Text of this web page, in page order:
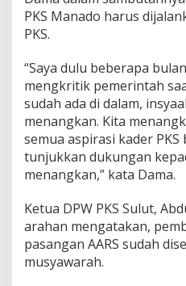
PKS Manado harus
PKS.
“Saya dulu beberapa
mengkritik pemerintah
sudah ada di dalam,
menangkan. Kita
semua aspirasi kader
tunjukkan dukungan
menangkan,” kata Dama.
Ketua DPW PKS Sulut,
arahan mengatakan,
pasangan AARS sudah
musyawarah.